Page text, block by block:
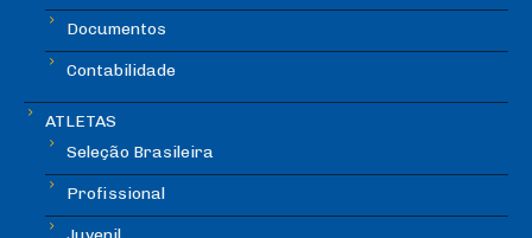
Documentos
Contabilidade
ATLETAS
Seleção Brasileira
Profissional